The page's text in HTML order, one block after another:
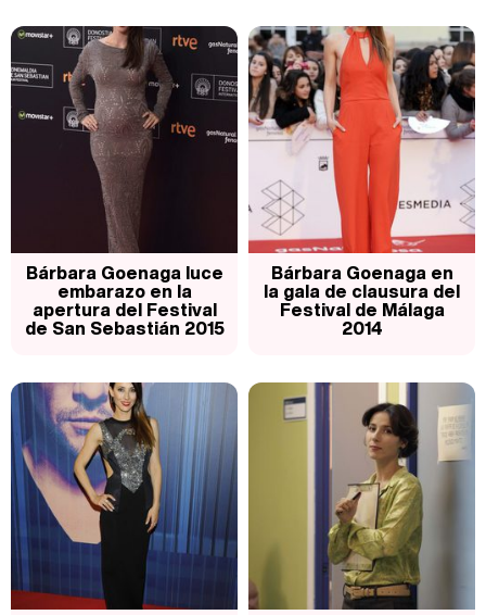
Bárbara Goenaga luce
embarazo en la
apertura del Festival
de San Sebastián 2015
Bárbara Goenaga en
la gala de clausura del
Festival de Málaga
2014